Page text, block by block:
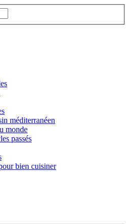
méditerranéen
monde
passés
bien cuisiner